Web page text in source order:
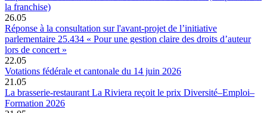
la franchise)
26.05
Réponse à la consultation sur l'avant-projet de l’initiative
parlementaire 25.434 « Pour une gestion claire des droits d’auteur
lors de concert »
22.05
Votations fédérale et cantonale du 14 juin 2026
21.05
La brasserie-restaurant La Riviera reçoit le prix Diversité–Emploi–
Formation 2026